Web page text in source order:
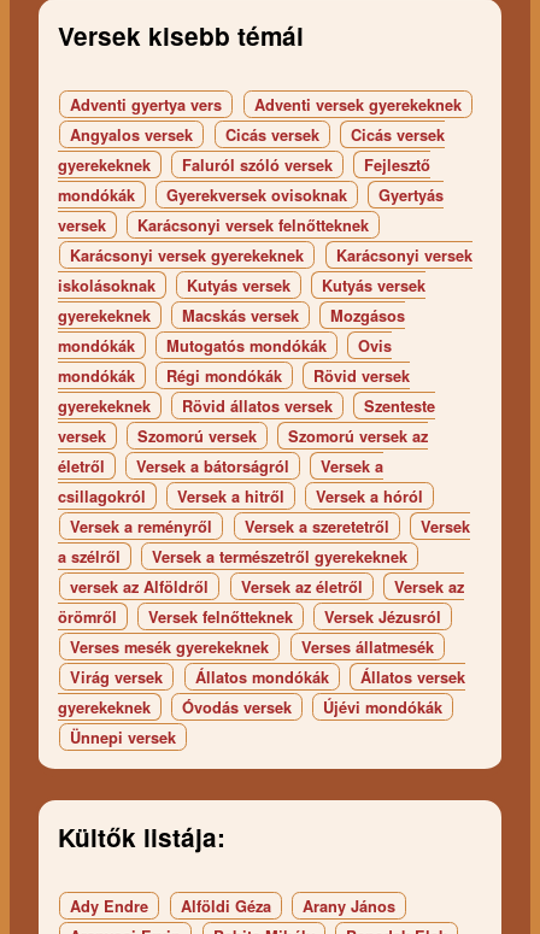
Versek kisebb témái
Adventi gyertya vers
Adventi versek gyerekeknek
Angyalos versek
Cicás versek
Cicás versek
gyerekeknek
Faluról szóló versek
Fejlesztő
mondókák
Gyerekversek ovisoknak
Gyertyás
versek
Karácsonyi versek felnőtteknek
Karácsonyi versek gyerekeknek
Karácsonyi versek
iskolásoknak
Kutyás versek
Kutyás versek
gyerekeknek
Macskás versek
Mozgásos
mondókák
Mutogatós mondókák
Ovis
mondókák
Régi mondókák
Rövid versek
gyerekeknek
Rövid állatos versek
Szenteste
versek
Szomorú versek
Szomorú versek az
életről
Versek a bátorságról
Versek a
csillagokról
Versek a hitről
Versek a hóról
Versek a reményről
Versek a szeretetről
Versek
a szélről
Versek a természetről gyerekeknek
versek az Alföldről
Versek az életről
Versek az
örömről
Versek felnőtteknek
Versek Jézusról
Verses mesék gyerekeknek
Verses állatmesék
Virág versek
Állatos mondókák
Állatos versek
gyerekeknek
Óvodás versek
Újévi mondókák
Ünnepi versek
Kültők listája:
Ady Endre Alföldi Géza
Arany János